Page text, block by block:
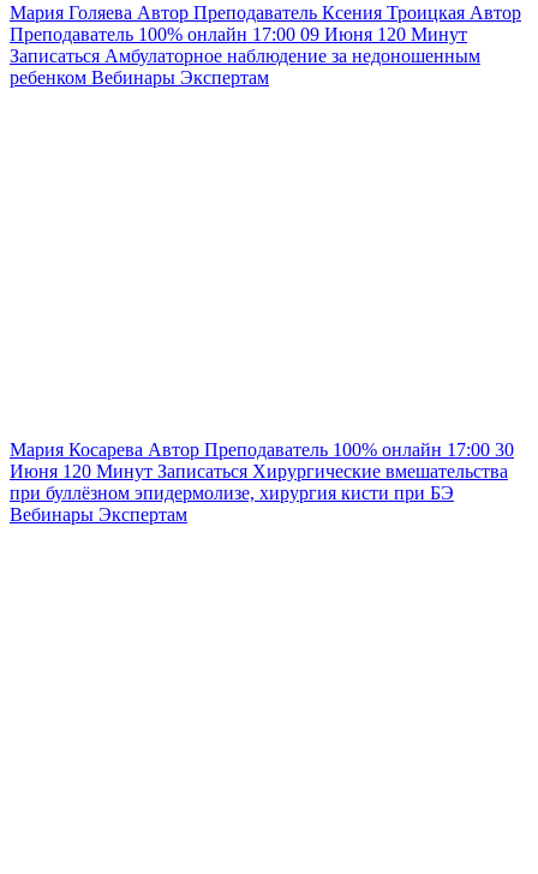
Мария Голяева Автор Преподаватель Ксения Троицкая Автор
Преподаватель 100% онлайн 17:00 09 Июня 120 Минут
Записаться Амбулаторное наблюдение за недоношенным
ребенком Вебинары Экспертам
Мария Косарева Автор Преподаватель 100% онлайн 17:00 30
Июня 120 Минут Записаться Хирургические вмешательства
при буллёзном эпидермолизе, хирургия кисти при БЭ
Вебинары Экспертам